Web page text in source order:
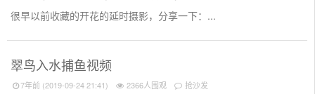
很早以前收藏的开花的延时摄影，分享一下：...
翠鸟入水捕鱼视频
7年前 (2019-09-24 21:41) 2366人围观 抢沙发